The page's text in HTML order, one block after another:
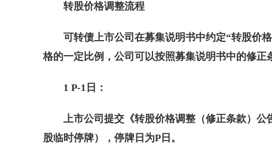
转股价格调整流程
可转债上市公司在募集说明书中约定“转股价
格的一定比例，公司可以按照募集说明书中的修正
1 P-1日：
上市公司提交《转股价格调整（修正条款）
股临时停牌），停牌日为P日。